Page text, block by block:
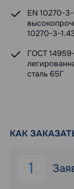
EN 10270-
10270-3-
ГОСТ
сталь 65Г
КАК
1